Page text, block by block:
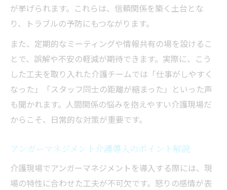
が挙げられます。これらは、信頼関係を築く土台とな
り、トラブルの予防にもつながります。
また、定期的なミーティングや情報共有の場を設けるこ
とで、誤解や不安の軽減が期待できます。実際に、こう
した工夫を取り入れた介護チームでは「仕事がしやすく
なった」「スタッフ同士の距離が縮まった」といった声
も聞かれます。人間関係の悩みを抱えやすい介護現場だ
からこそ、日常的な対策が重要です。
アンガーマネジメント介護導入のポイント解説
介護現場でアンガーマネジメントを導入する際には、現
場の特性に合わせた工夫が不可欠です。怒りの感情が表